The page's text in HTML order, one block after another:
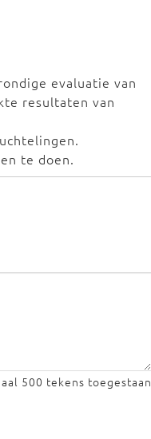
evaluatie van
resultaten van
te doen.
500 tekens toegestaan